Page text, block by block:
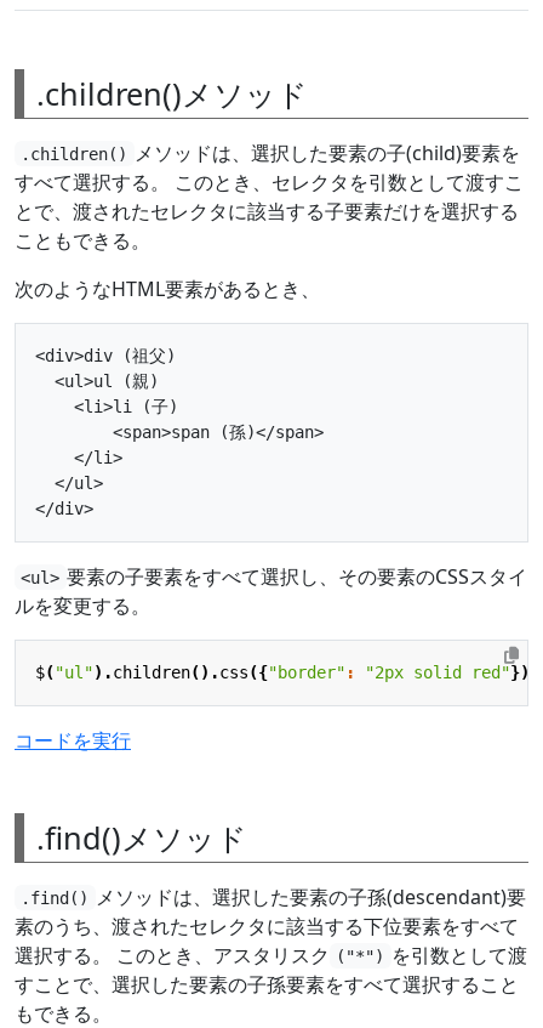
.children()メソッド
.children()
メソッドは、選択した要素の子(child)要素を
すべて選択する。 このとき、セレクタを引数として渡すこ
とで、渡されたセレクタに該当する子要素だけを選択する
こともできる。
次のようなHTML要素があるとき、
<div>div (祖父)
  <ul>ul (親)
    <li>li (子)
        <span>span (孫)</span>
    </li>
  </ul>
<ul> 要素の子要素をすべて選択し、その要素のCSSスタイ
ルを変更する。
$("ul").children().css({"border" : "2px solid red"});
コードを実行
.find()メソッド
.find()
メソッドは、選択した要素の子孫(descendant)要
素のうち、渡されたセレクタに該当する下位要素をすべて
選択する。 このとき、アスタリスク
("*")
を引数として渡
すことで、選択した要素の子孫要素をすべて選択すること
もできる。